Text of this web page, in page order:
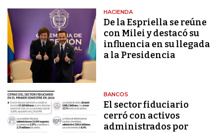
HACIENDA
De la Espriella se reúne
con Milei y destacó su
influencia en su llegada
a la Presidencia
BANCOS
El sector fiduciario
cerró con activos
administrados por